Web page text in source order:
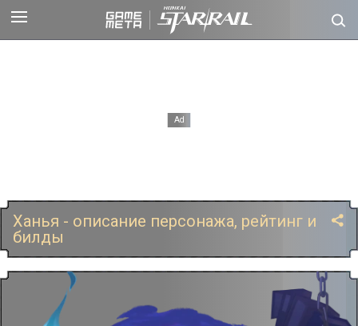
Ханья - описание персонажа, рейтинг и
билды